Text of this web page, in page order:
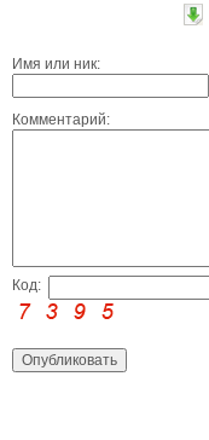
Имя или ник:
Комментарий:
Код: